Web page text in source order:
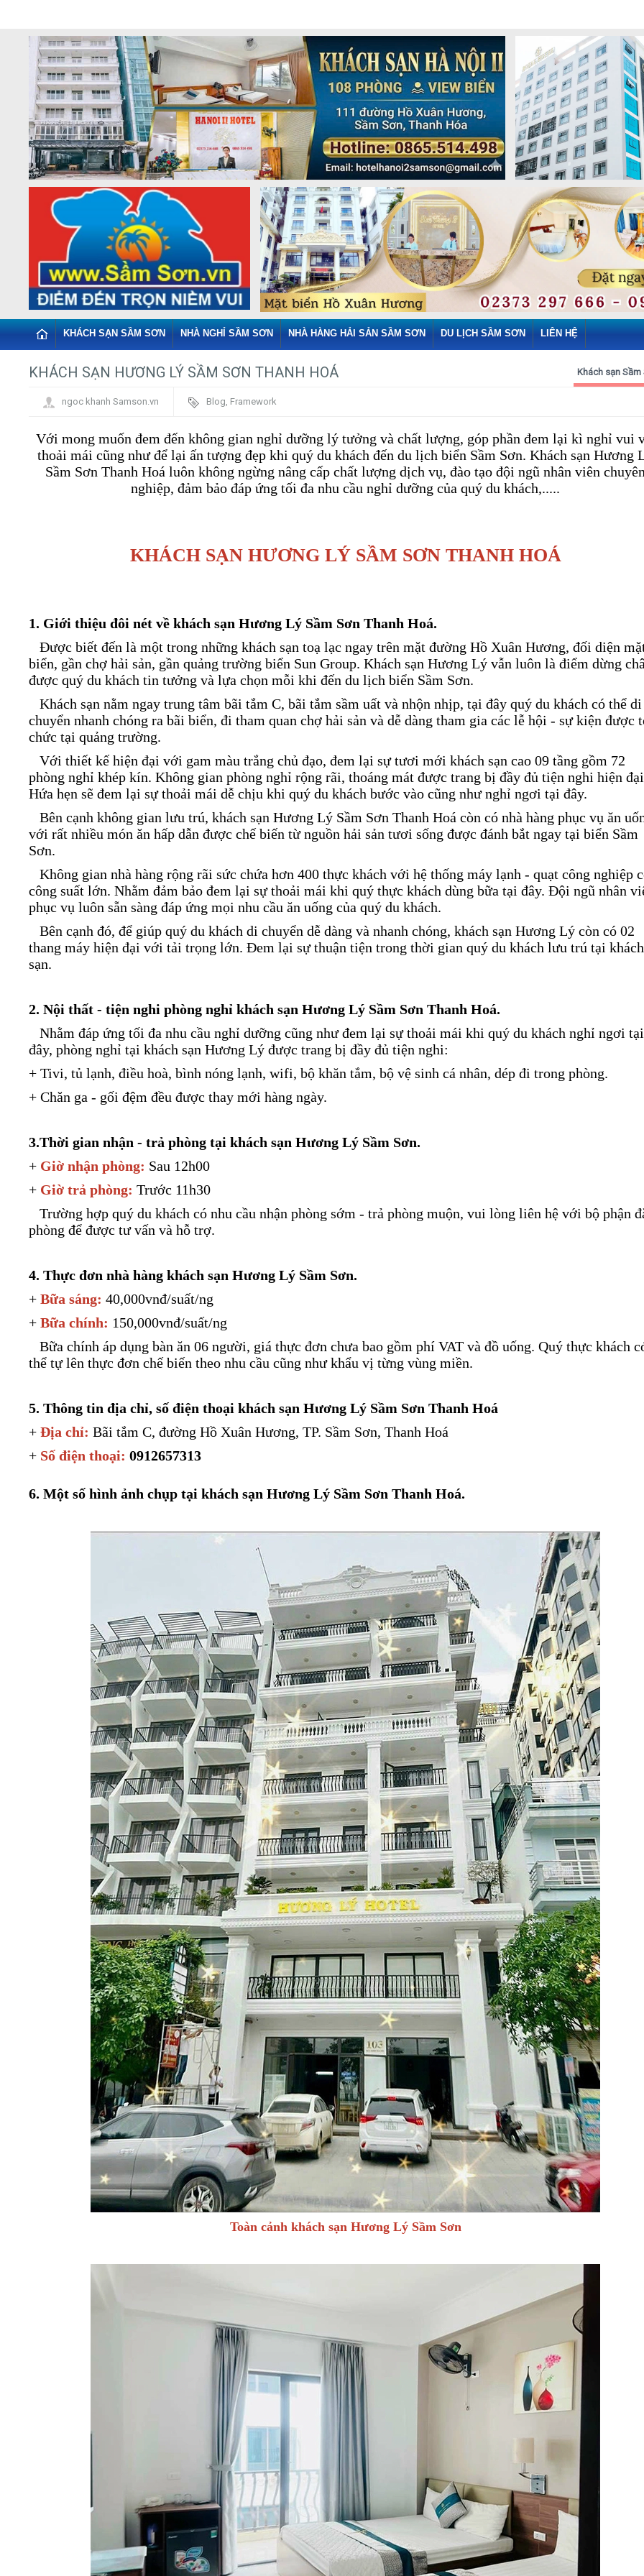
KHÁCH SẠN SẦM SƠN NHÀ NGHỈ SẦM SƠN NHÀ HÀNG HẢI SẢN SẦM SƠN DU LỊCH SẦM SƠN LIÊN HỆ
KHÁCH SẠN HƯƠNG LÝ SẦM SƠN THANH HOÁ Khách sạn Sầm
ngoc khanh Samson.vn Blog, Framework
Với mong muốn đem đến không gian nghỉ dưỡng lý tưởng và chất lượng, góp phần đem lại kì nghỉ vui
thoải mái cũng như để lại ấn tượng đẹp khi quý du khách đến du lịch biển Sầm Sơn. Khách sạn Hương
Sầm Sơn Thanh Hoá luôn không ngừng nâng cấp chất lượng dịch vụ, đào tạo đội ngũ nhân viên
nghiệp, đảm bảo đáp ứng tối đa nhu cầu nghỉ dưỡng của quý du khách,.....
KHÁCH SẠN HƯƠNG LÝ SẦM SƠN THANH HOÁ
1. Giới thiệu đôi nét về khách sạn Hương Lý Sầm Sơn Thanh Hoá.
Được biết đến là một trong những khách sạn toạ lạc ngay trên mặt đường Hồ Xuân Hương, đối diện
biển, gần chợ hải sản, gần quảng trường biển Sun Group. Khách sạn Hương Lý vẫn luôn là điểm dừng
được quý du khách tin tưởng và lựa chọn mỗi khi đến du lịch biển Sầm Sơn.
Khách sạn nằm ngay trung tâm bãi tắm C, bãi tắm sầm uất và nhộn nhịp, tại đây quý du khách có thể di
chuyển nhanh chóng ra bãi biển, đi tham quan chợ hải sản và dễ dàng tham gia các lễ hội - sự kiện được
chức tại quảng trường.
Với thiết kế hiện đại với gam màu trắng chủ đạo, đem lại sự tươi mới khách sạn cao 09 tầng gồm 72
phòng nghỉ khép kín. Không gian phòng nghỉ rộng rãi, thoáng mát được trang bị đầy đủ tiện nghi hiện
Hứa hẹn sẽ đem lại sự thoải mái dễ chịu khi quý du khách bước vào cũng như nghỉ ngơi tại đây.
Bên cạnh không gian lưu trú, khách sạn Hương Lý Sầm Sơn Thanh Hoá còn có nhà hàng phục vụ ăn
với rất nhiều món ăn hấp dẫn được chế biến từ nguồn hải sản tươi sống được đánh bắt ngay tại biển Sầm
Sơn.
Không gian nhà hàng rộng rãi sức chứa hơn 400 thực khách với hệ thống máy lạnh - quạt công nghiệp
công suất lớn. Nhằm đảm bảo đem lại sự thoải mái khi quý thực khách dùng bữa tại đây. Đội ngũ nhân
phục vụ luôn sẵn sàng đáp ứng mọi nhu cầu ăn uống của quý du khách.
Bên cạnh đó, để giúp quý du khách di chuyển dễ dàng và nhanh chóng, khách sạn Hương Lý còn có 02
thang máy hiện đại với tải trọng lớn. Đem lại sự thuận tiện trong thời gian quý du khách lưu trú tại khách
sạn.
2. Nội thất - tiện nghi phòng nghỉ khách sạn Hương Lý Sầm Sơn Thanh Hoá.
Nhằm đáp ứng tối đa nhu cầu nghỉ dưỡng cũng như đem lại sự thoải mái khi quý du khách nghỉ ngơi tại
đây, phòng nghỉ tại khách sạn Hương Lý được trang bị đầy đủ tiện nghi:
+ Tivi, tủ lạnh, điều hoà, bình nóng lạnh, wifi, bộ khăn tắm, bộ vệ sinh cá nhân, dép đi trong phòng.
+ Chăn ga - gối đệm đều được thay mới hàng ngày.
3.Thời gian nhận - trả phòng tại khách sạn Hương Lý Sầm Sơn.
+ Giờ nhận phòng: Sau 12h00
+ Giờ trả phòng: Trước 11h30
Trường hợp quý du khách có nhu cầu nhận phòng sớm - trả phòng muộn, vui lòng liên hệ với bộ phận
phòng để được tư vấn và hỗ trợ.
4. Thực đơn nhà hàng khách sạn Hương Lý Sầm Sơn.
+ Bữa sáng: 40,000vnđ/suất/ng
+ Bữa chính: 150,000vnđ/suất/ng
Bữa chính áp dụng bàn ăn 06 người, giá thực đơn chưa bao gồm phí VAT và đồ uống. Quý thực khách
thể tự lên thực đơn chế biến theo nhu cầu cũng như khẩu vị từng vùng miền.
5. Thông tin địa chỉ, số điện thoại khách sạn Hương Lý Sầm Sơn Thanh Hoá
+ Địa chỉ: Bãi tắm C, đường Hồ Xuân Hương, TP. Sầm Sơn, Thanh Hoá
+ Số điện thoại: 0912657313
6. Một số hình ảnh chụp tại khách sạn Hương Lý Sầm Sơn Thanh Hoá.
Toàn cảnh khách sạn Hương Lý Sầm Sơn